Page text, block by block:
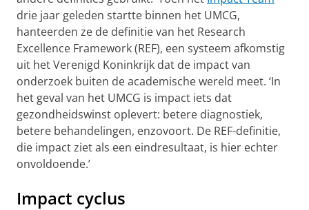
drie jaar geleden startte binnen het UMCG,
hanteerden ze de definitie van het Research
Excellence Framework (REF), een systeem afkomstig
uit het Verenigd Koninkrijk dat de impact van
onderzoek buiten de academische wereld meet. ‘In
het geval van het UMCG is impact iets dat
gezondheidswinst oplevert: betere diagnostiek,
betere behandelingen, enzovoort. De REF-definitie,
die impact ziet als een eindresultaat, is hier echter
onvoldoende.’
Impact cyclus